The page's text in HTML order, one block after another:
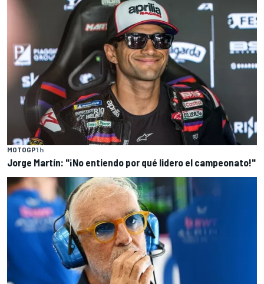
MOTOGP1 h
Jorge Martín: "¡No entiendo por qué lidero el campeonato!"